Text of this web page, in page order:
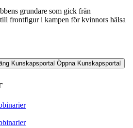
grundare som gick från
frontfigur i kampen för kvinnors hälsa
Kunskapsportal Öppna Kunskapsportal